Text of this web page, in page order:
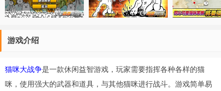
游戏介绍
猫咪大战争是一款休闲益智游戏，玩家需要指挥各种各样的猫
咪，使用强大的武器和道具，与其他猫咪进行战斗。游戏简单易